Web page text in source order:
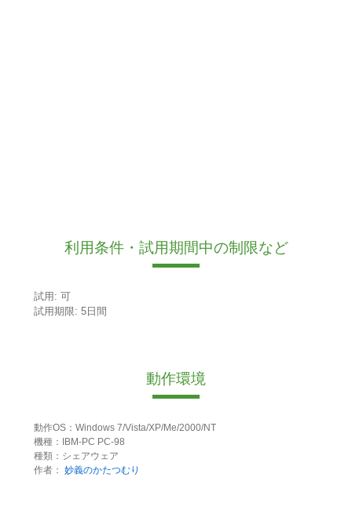
利用条件・試用期間中の制限など
試用: 可
試用期限: 5日間
動作環境
動作OS：Windows 7/Vista/XP/Me/2000/NT
機種：IBM-PC PC-98
種類：シェアウェア
作者： 妙義のかたつむり